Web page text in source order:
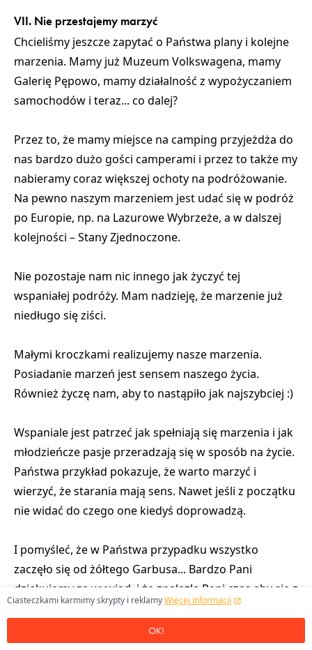
VII. Nie przestajemy marzyć
Chcieliśmy jeszcze zapytać o Państwa plany i kolejne
marzenia. Mamy już Muzeum Volkswagena, mamy
Galerię Pępowo, mamy działalność z wypożyczaniem
samochodów i teraz... co dalej?
Przez to, że mamy miejsce na camping przyjeżdża do
nas bardzo dużo gości camperami i przez to także my
nabieramy coraz większej ochoty na podróżowanie.
Na pewno naszym marzeniem jest udać się w podróż
po Europie, np. na Lazurowe Wybrzeże, a w dalszej
kolejności – Stany Zjednoczone.
Nie pozostaje nam nic innego jak życzyć tej
wspaniałej podróży. Mam nadzieję, że marzenie już
niedługo się ziści.
Małymi kroczkami realizujemy nasze marzenia.
Posiadanie marzeń jest sensem naszego życia.
Również życzę nam, aby to nastąpiło jak najszybciej :)
Wspaniale jest patrzeć jak spełniają się marzenia i jak
młodzieńcze pasje przeradzają się w sposób na życie.
Państwa przykład pokazuje, że warto marzyć i
wierzyć, że starania mają sens. Nawet jeśli z początku
nie widać do czego one kiedyś doprowadzą.
I pomyśleć, że w Państwa przypadku wszystko
zaczęło się od żółtego Garbusa... Bardzo Pani
dziękujemy za wywiad, i że znalazła Pani czas aby się z
nami spotkać i porozmawiać.
Ciasteczkami karmimy skrypty i reklamyWięcej informacji
OK!